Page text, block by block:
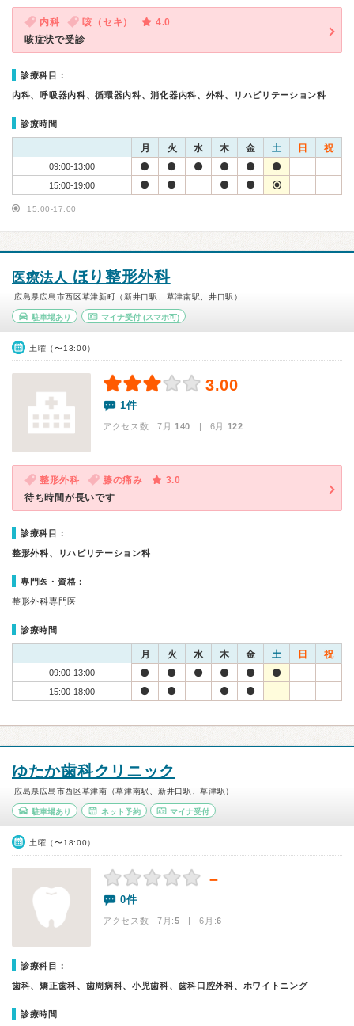
内科 咳（セキ）
4.0
咳症状で受診
診療科目：
内科、呼吸器内科、循環器内科、消化器内科、外科、リハビリテーション科
診療時間
月 火 水 木 金 土 日 祝
09:00-13:00
15:00-19:00
15:00-17:00
医療法人 ほり整形外科
広島県広島市西区草津新町（新井口駅、草津南駅、井口駅）
駐車場あり マイナ受付(スマホ可)
土曜（〜13:00）
3.00
1件
アクセス数 7月:140 | 6月:122
整形外科 膝の痛み
3.0
待ち時間が長いです
診療科目：
整形外科、リハビリテーション科
専門医・資格：
整形外科専門医
診療時間
月 火 水 木 金 土 日 祝
09:00-13:00
15:00-18:00
ゆたか歯科クリニック
広島県広島市西区草津南（草津南駅、新井口駅、草津駅）
駐車場あり ネット予約 マイナ受付
土曜（〜18:00）
－
0件
アクセス数 7月:5 | 6月:6
診療科目：
歯科、矯正歯科、歯周病科、小児歯科、歯科口腔外科、ホワイトニング
診療時間